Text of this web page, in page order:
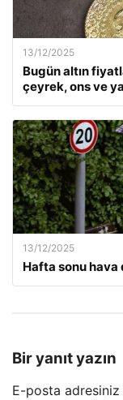
13/12/2025
Bugün altın
çeyrek, ons ve
13/12/2025
Hafta sonu hava
Bir yanıt yazın
E-posta adresiniz